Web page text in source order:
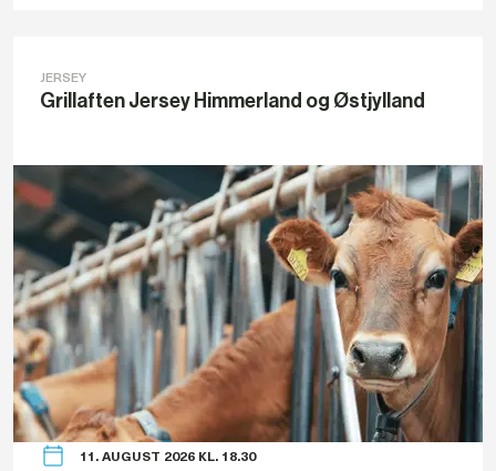
JERSEY
Grillaften Jersey Himmerland og Østjylland
11. AUGUST 2026 KL. 18.30